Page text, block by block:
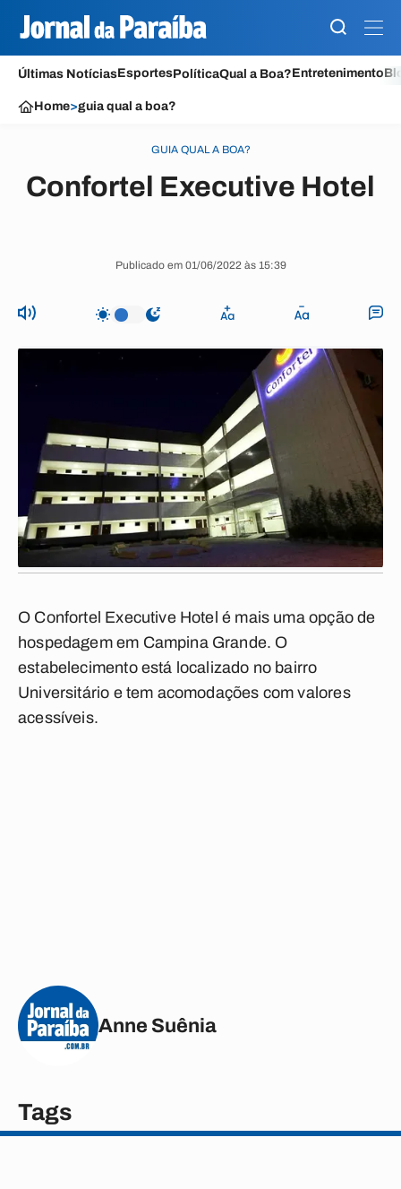
Últimas NotíciasEsportesPolíticaQual a Boa?Entretenimento
Home>guia qual a boa?
GUIA QUAL A BOA?
Confortel Executive Hotel
Publicado em 01/06/2022 às 15:39
O Confortel Executive Hotel é mais uma opção de
hospedagem em Campina Grande. O
estabelecimento está localizado no bairro
Universitário e tem acomodações com valores
acessíveis.
Anne Suênia
Tags